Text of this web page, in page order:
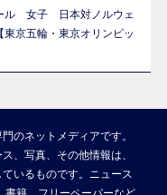
ル 女子 日本対ノルウェ
京五輪・東京オリンピッ
のネットメディアです。
、写真、その他情報は、
いるものです。ニュース